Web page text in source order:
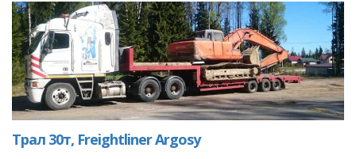
Трал 30т, Freightliner Argosy